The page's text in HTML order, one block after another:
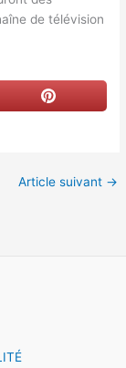
de télévision
Article suivant →